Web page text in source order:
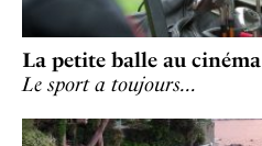
La petite balle au cinéma
Le sport a toujours…